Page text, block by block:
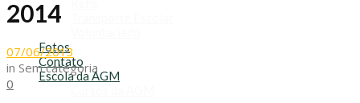
Fotos
Contato
Escola da AGM
2014
07/06/2013
in Sem categoria
0